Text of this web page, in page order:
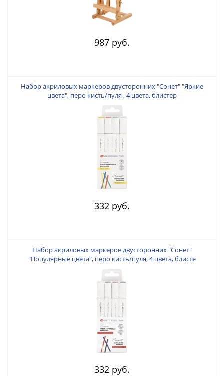
987 руб.
Набор акриловых маркеров двусторонних "Сонет" "Яркие
цвета", перо кисть/пуля , 4 цвета, блистер
332 руб.
Набор акриловых маркеров двусторонних "Сонет"
"Популярные цвета", перо кисть/пуля, 4 цвета, блисте
332 руб.